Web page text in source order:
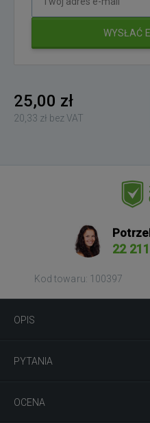
WYSŁAĆ
25,00 zł
20,33 zł bez VAT
22
Kod towaru: 100397
OPIS
PYTANIA
OCENA